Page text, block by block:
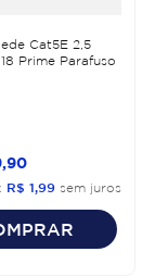
Cat5E 2,5
Prime Parafuso
90
R$ 1 99 sem juros